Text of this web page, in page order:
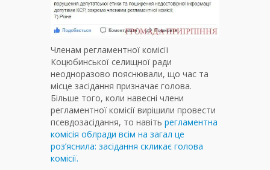
Членам регламентної комісїі
Коцюбинської селищної ради
неодноразово пояснювали, що час та
місце засідання призначає голова.
Більше того, коли навесні члени
регламентної комісії вирішили провести
псевдозасідання, то навіть регламентна
комісія облради всім на загал це
роз’яснила: засідання скликає голова
комісії.